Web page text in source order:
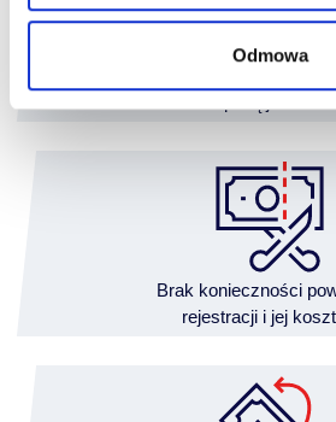
Odmowa
Brak konieczności
rejestracji i jej